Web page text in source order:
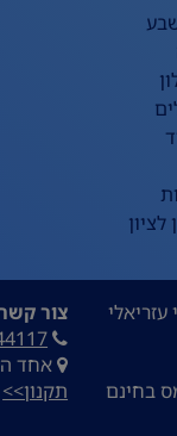
עזריאלי
בחינם
צור
אחד העם 9,
תקנון>>